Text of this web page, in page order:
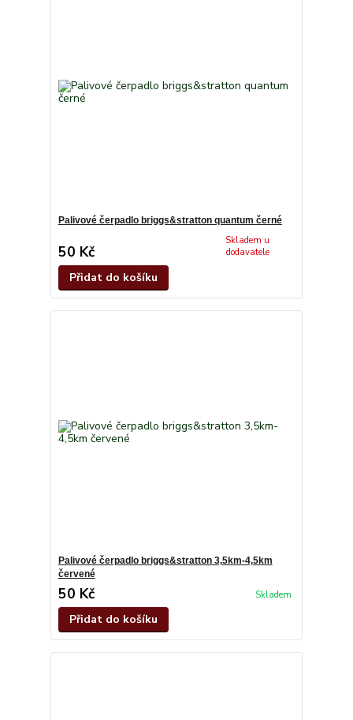
Palivové čerpadlo briggs&stratton quantum černé
50 Kč
Skladem u
dodavatele
Přidat do košíku
Palivové čerpadlo briggs&stratton 3,5km-4,5km
červené
50 Kč Skladem
Přidat do košíku